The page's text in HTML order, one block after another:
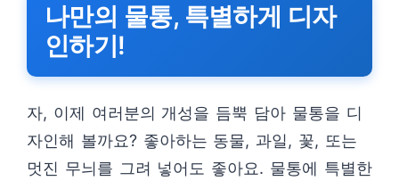
나만의 물통, 특별하게 디자
인하기!
자, 이제 여러분의 개성을 듬뿍 담아 물통을 디
자인해 볼까요? 좋아하는 동물, 과일, 꽃, 또는
멋진 무늬를 그려 넣어도 좋아요. 물통에 특별한